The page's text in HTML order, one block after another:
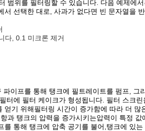
범위를 필터링할 수 있습니다. 다음 예제에
선택한 대로, 사과가 없다면 빈 문자열을
다, 0.1 미크론 제거
이프를 통해 탱크에 필트레이트를 펌프, 그
터에 필터 케이크가 형성됩니다. 필터 스크
기 위해필터링 시간이 증가함에 따라 더
과 탱크의 압력을 증가시키는압력이 특정
를 통해 탱크에 압축 공기를 불어,탱크에 있